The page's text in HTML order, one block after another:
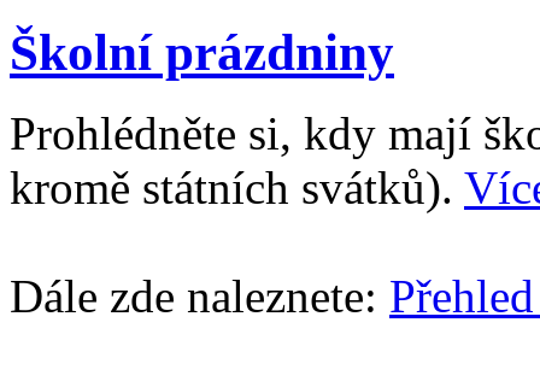
Školní prázdniny
Prohlédněte si, kdy mají
kromě státních svátků).
Dále zde naleznete: